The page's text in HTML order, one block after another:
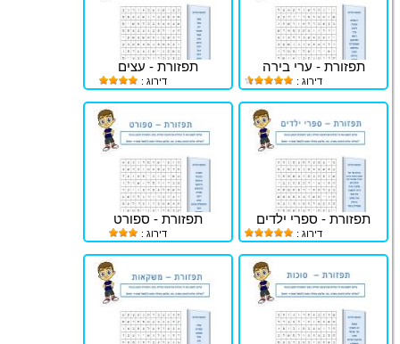
תפזורת - ערי בירה
דירוג :
תפזורת - עצים
דירוג :
תפזורת - ספרי ילדים
דירוג :
תפזורת - ספורט
דירוג :